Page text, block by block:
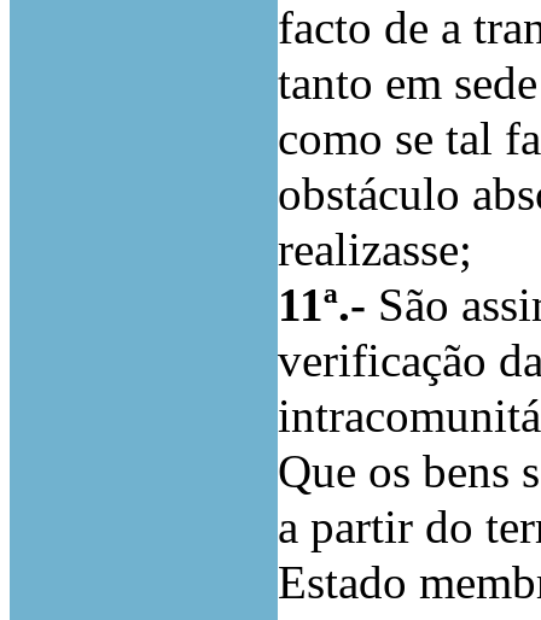
facto de a
tanto em
como se tal
obstáculo
realizasse;
11ª.- São
verificação
Que os bens
a partir do
Estado